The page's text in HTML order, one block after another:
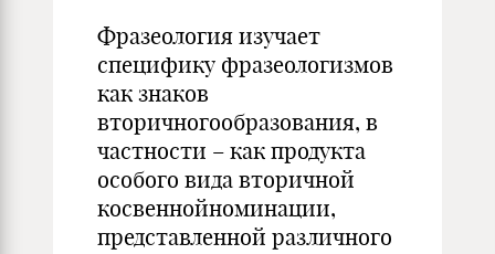
Фразеология изучает
специфику фразеологизмов
как знаков
вторичногообразования, в
частности – как продукта
особого вида вторичной
косвеннойноминации,
представленной различного